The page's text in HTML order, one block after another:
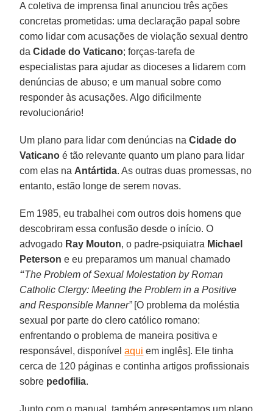
A coletiva de imprensa final anunciou três ações
concretas prometidas: uma declaração papal sobre
como lidar com acusações de violação sexual dentro
daCidade do Vaticano; forças-tarefa de
especialistas para ajudar as dioceses a lidarem com
denúncias de abuso; e um manual sobre como
responder às acusações. Algo dificilmente
revolucionário!
Um plano para lidar com denúncias naCidade do
Vaticano é tão relevante quanto um plano para lidar
com elas na Antártida. As outras duas promessas, no
entanto, estão longe de serem novas.
Em 1985, eu trabalhei com outros dois homens que
descobriram essa confusão desde o início. O
advogado Ray Mouton, o padre-psiquiatra Michael
Peterson e eu preparamos um manual chamado
“The Problem of Sexual Molestation by Roman
Catholic Clergy: Meeting the Problem in a Positive
and Responsible Manner”[O problema da moléstia
sexual por parte do clero católico romano:
enfrentando o problema de maneira positiva e
responsável, disponívelaqui em inglês]. Ele tinha
cerca de 120 páginas e continha artigos profissionais
sobre pedofilia.
Junto com o manual, também apresentamos um plano